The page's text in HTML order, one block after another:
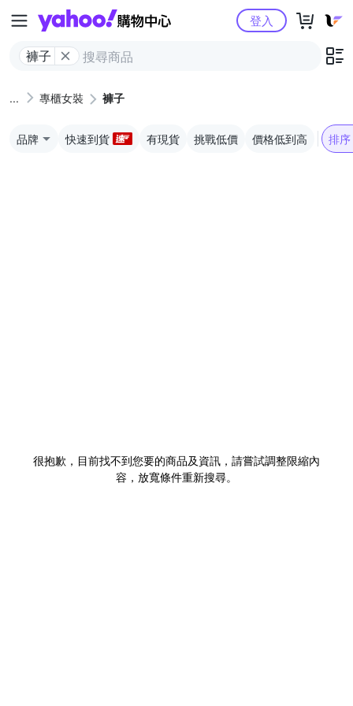
Yahoo購物中心
褲子
登入
專櫃女裝 褲子
品牌 快速到貨 有現貨 挑戰低價 價格低到高 排序
很抱歉，目前找不到您要的商品及資訊，請嘗試調整限縮內
容，放寬條件重新搜尋。